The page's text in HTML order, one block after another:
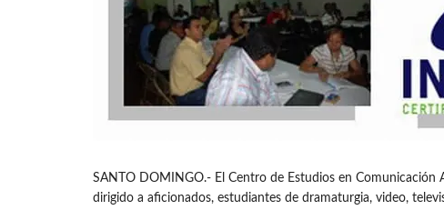
SANTO DOMINGO.- El Centro de Estudios en Comunicación
dirigido a aficionados, estudiantes de dramaturgia, video,